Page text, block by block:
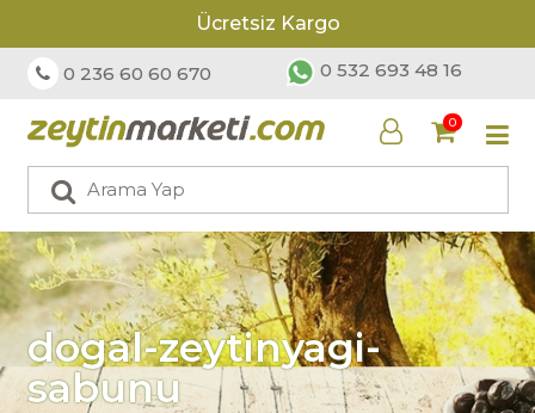
Ücretsiz Kargo
0 236 60 60 670 0 532 693 48 16
0
dogal-zeytinyagi-
sabunu